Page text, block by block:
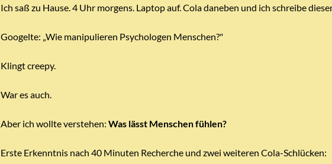
Ich saß zu Hause. 4 Uhr morgens. Laptop auf. Cola daneben und ich schreibe
Googelte: „Wie manipulieren Psychologen Menschen?"
Klingt creepy.
War es auch.
Aber ich wollte verstehen: Was lässt Menschen fühlen?
Erste Erkenntnis nach 40 Minuten Recherche und zwei weiteren Cola-Schlücken: